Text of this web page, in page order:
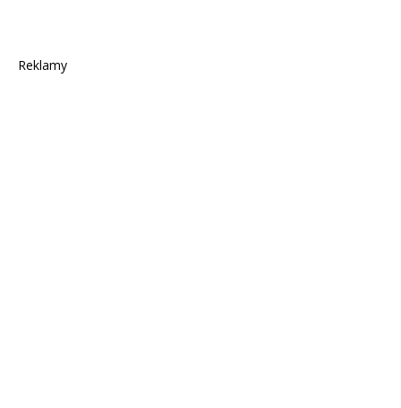
Reklamy